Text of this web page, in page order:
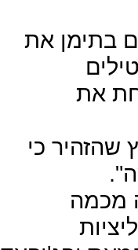
בתימן את
את
שהזהיר כי
מכמה